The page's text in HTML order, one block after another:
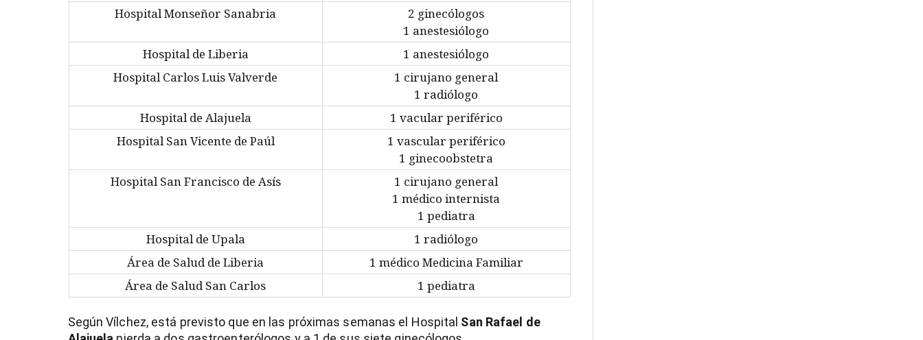
Hospital Monseñor Sanabria
2 ginecólogos
1 anestesiólogo
Hospital de Liberia
1 anestesiólogo
Hospital Carlos Luis Valverde
1 cirujano general
1 radiólogo
Hospital de Alajuela
1 vacular periférico
Hospital San Vicente de Paúl
1 vascular periférico
1 ginecoobstetra
Hospital San Francisco de Asís
1 cirujano general
1 médico internista
1 pediatra
Hospital de Upala
1 radiólogo
Área de Salud de Liberia
1 médico Medicina Familiar
Área de Salud San Carlos
1 pediatra
Según Vílchez, está previsto que en las próximas semanas el Hospital San Rafael de